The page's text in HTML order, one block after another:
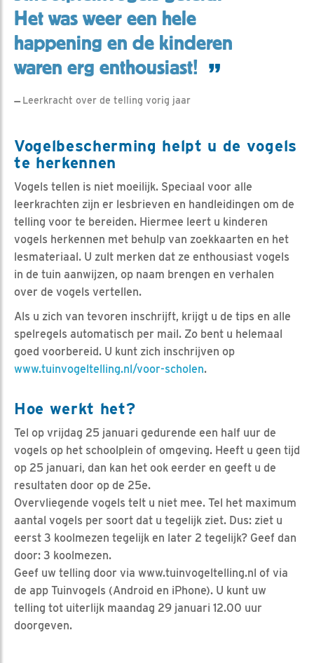
Het was weer een hele
happening en de kinderen
waren erg enthousiast!
Leerkracht over de telling vorig jaar
Vogelbescherming helpt u de vogels
te herkennen
Vogels tellen is niet moeilijk. Speciaal voor alle
leerkrachten zijn er lesbrieven en handleidingen om de
telling voor te bereiden. Hiermee leert u kinderen
vogels herkennen met behulp van zoekkaarten en het
lesmateriaal. U zult merken dat ze enthousiast vogels
in de tuin aanwijzen, op naam brengen en verhalen
over de vogels vertellen.
Als u zich van tevoren inschrijft, krijgt u de tips en alle
spelregels automatisch per mail. Zo bent u helemaal
goed voorbereid. U kunt zich inschrijven op
www.tuinvogeltelling.nl/voor-scholen.
Hoe werkt het?
Tel op vrijdag 25 januari gedurende een half uur de
vogels op het schoolplein of omgeving. Heeft u geen tijd
op 25 januari, dan kan het ook eerder en geeft u de
resultaten door op de 25e.
Overvliegende vogels telt u niet mee. Tel het maximum
aantal vogels per soort dat u tegelijk ziet. Dus: ziet u
eerst 3 koolmezen tegelijk en later 2 tegelijk? Geef dan
door: 3 koolmezen.
Geef uw telling door via www.tuinvogeltelling.nl of via
de app Tuinvogels (Android en iPhone). U kunt uw
telling tot uiterlijk maandag 29 januari 12.00 uur
doorgeven.